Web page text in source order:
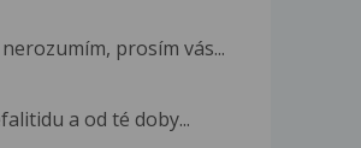
prosím vás...
a od té doby...